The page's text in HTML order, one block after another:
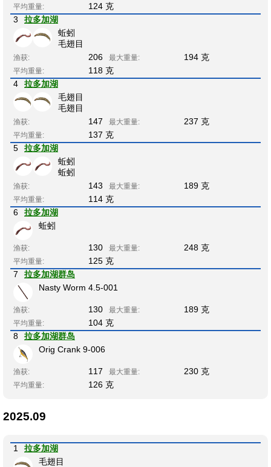
平均重量:
124 克
3
拉多加湖
蚯蚓
毛翅目
渔获: 206 最大重量: 194 克
平均重量:
118 克
4
拉多加湖
毛翅目
毛翅目
渔获: 147 最大重量: 237 克
平均重量:
137 克
5
拉多加湖
蚯蚓
蚯蚓
渔获: 143 最大重量: 189 克
平均重量:
114 克
6
拉多加湖
蚯蚓
渔获: 130 最大重量: 248 克
平均重量:
125 克
7
拉多加湖群岛
Nasty Worm 4.5-001
渔获: 130 最大重量: 189 克
平均重量:
104 克
8
拉多加湖群岛
Orig Crank 9-006
渔获: 117 最大重量: 230 克
平均重量: 126 克
2025.09
1
拉多加湖
毛翅目